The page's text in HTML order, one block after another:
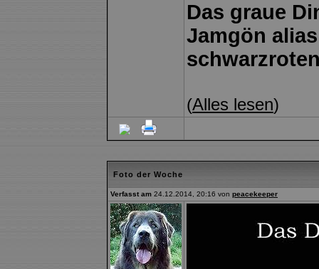
Das graue
Jamgön
(Alles lesen)
Foto der Woche
Verfasst am 24.12.2014, 20:16 von peacekeeper